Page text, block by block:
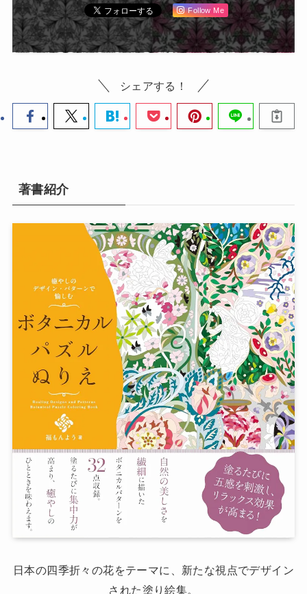
Follow Me
シェアする！
著書紹介
日本の四季折々の花をテーマに、新たな視点でデザイン
された塗り絵集。